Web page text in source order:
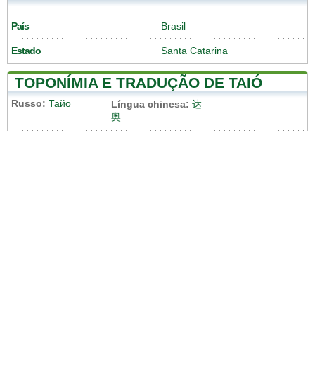
País Brasil
Estado Santa Catarina
TOPONÍMIA E TRADUÇÃO DE TAIÓ
Russo: Тайо Língua chinesa: 达
奥